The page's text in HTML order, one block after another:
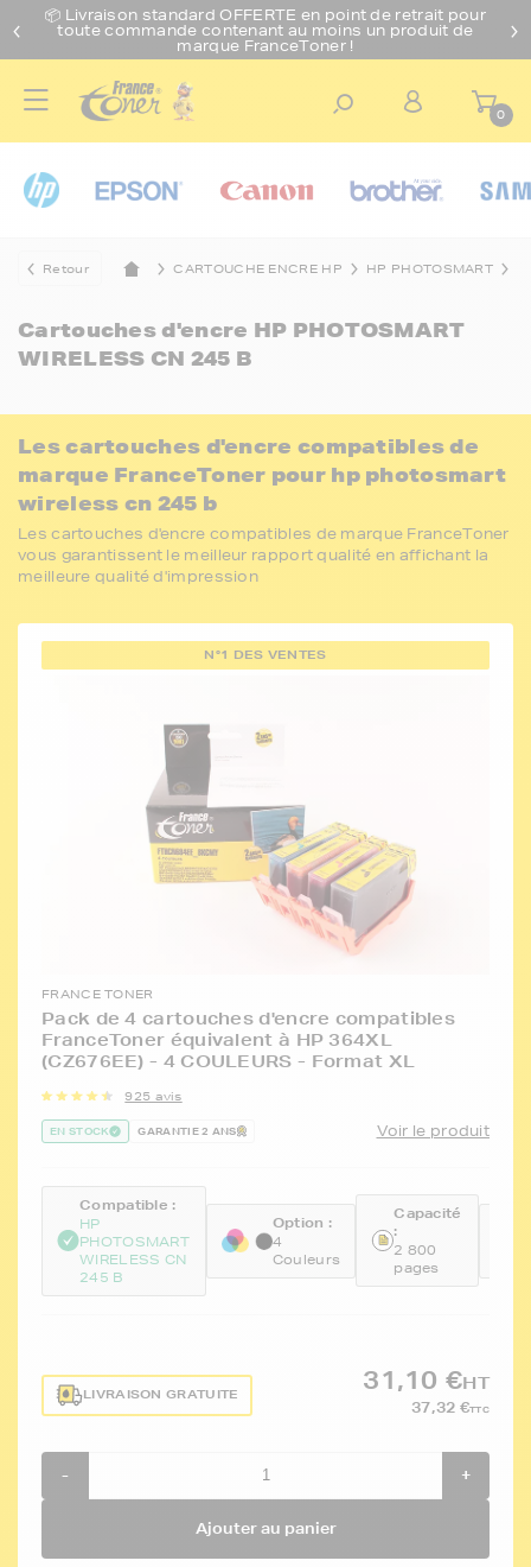
📦 Livraison standard OFFERTE en point de retrait pour
toute commande contenant au moins un produit de
marque FranceToner !
0
Retour CARTOUCHE ENCRE HP HP PHOTOSMART
Cartouches d'encre HP PHOTOSMART
WIRELESS CN 245 B
Les cartouches d'encre compatibles de
marque FranceToner pour hp photosmart
wireless cn 245 b
Les cartouches d'encre compatibles de marque FranceToner
vous garantissent le meilleur rapport qualité en affichant la
meilleure qualité d'impression
N°1 DES VENTES
FRANCE TONER
Pack de 4 cartouches d'encre compatibles
FranceToner équivalent à HP 364XL
(CZ676EE) - 4 COULEURS - Format XL
925 avis
EN STOCK GARANTIE 2 ANS Voir le produit
Compatible :
HP
PHOTOSMART
WIRELESS CN
245 B
Option :
4
Couleurs
Capacité
:
2 800
pages
LIVRAISON GRATUITE
31,10 €HT
37,32 €TTC
- +
Ajouter au panier